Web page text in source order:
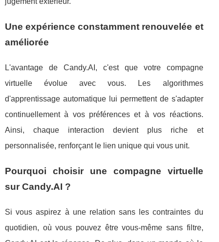
Une expérience constamment renouvelée et
améliorée
L'avantage de Candy.AI, c'est que votre compagne
virtuelle évolue avec vous. Les algorithmes
d'apprentissage automatique lui permettent de s'adapter
continuellement à vos préférences et à vos réactions.
Ainsi, chaque interaction devient plus riche et
personnalisée, renforçant le lien unique qui vous unit.
Pourquoi choisir une compagne virtuelle
sur Candy.AI ?
Si vous aspirez à une relation sans les contraintes du
quotidien, où vous pouvez être vous-même sans filtre,